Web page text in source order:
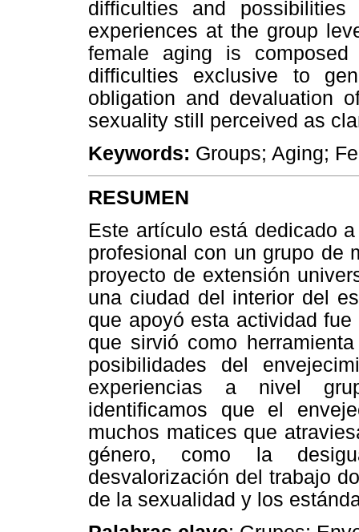
difficulties and
experiences at the group
female aging is
difficulties exclusive to
obligation and devaluation
sexuality still perceived as
Keywords: Groups; Aging;
RESUMEN
Este artículo está dedicado
profesional con un grupo de
proyecto de extensión
una ciudad del interior del
que apoyó esta actividad
que sirvió como
posibilidades del
experiencias a nivel
identificamos que el
muchos matices que
género, como la
desvalorización del trabajo
de la sexualidad y los